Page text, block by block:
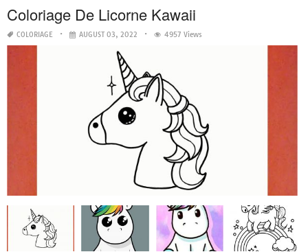
Coloriage De Licorne Kawaii
COLORIAGE AUGUST 03, 2022 4957 Views